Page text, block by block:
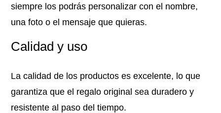
siempre los podrás personalizar con el nombre,
una foto o el mensaje que quieras.
Calidad y uso
La calidad de los productos es excelente, lo que
garantiza que el regalo original sea duradero y
resistente al paso del tiempo.